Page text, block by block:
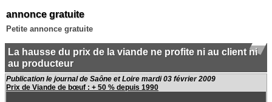
annonce gratuite
Petite annonce gratuite
La hausse du prix de la viande ne profite ni au client ni
au producteur
Publication le journal de Saône et Loire mardi 03 février 2009
Prix de Viande de bœuf : + 50 % depuis 1990